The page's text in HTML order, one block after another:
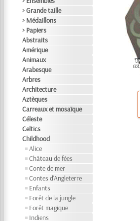
> Grande taille
> Médaillons
> Papiers
Abstraits
Amérique
Animaux
Arabesque
Arbres
Architecture
Aztèques
Carreaux et mosaïque
Céleste
Celtics
Childhood
Alice
Château de fées
Conte de mer
Contes d'Angleterre
Enfants
Forêt de la jungle
Forêt magique
Indiens